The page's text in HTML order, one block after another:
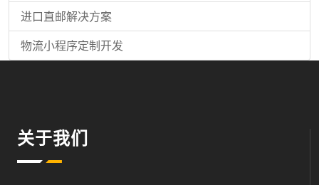
进口直邮解决方案
物流小程序定制开发
关于我们